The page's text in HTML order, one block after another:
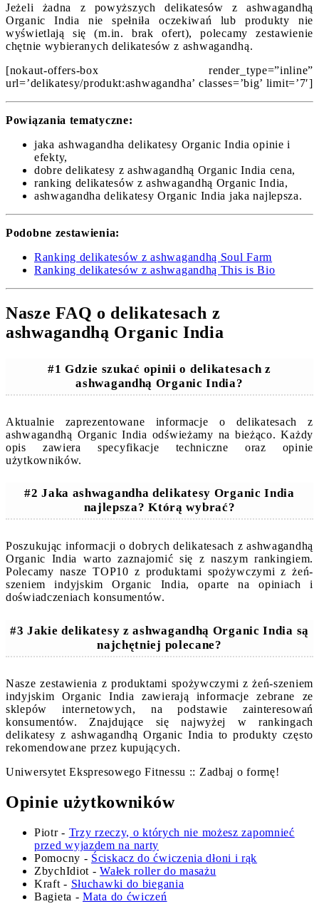
Jeżeli żadna z powyższych delikatesów z ashwagandhą
Organic India nie spełniła oczekiwań lub produkty nie
wyświetlają się (m.in. brak ofert), polecamy zestawienie
chętnie wybieranych delikatesów z ashwagandhą.
[nokaut-offers-box render_type=”inline”
url=’delikatesy/produkt:ashwagandha’ classes=’big’ limit=’7′]
Powiązania tematyczne:
jaka ashwagandha delikatesy Organic India opinie i
efekty,
dobre delikatesy z ashwagandhą Organic India cena,
ranking delikatesów z ashwagandhą Organic India,
ashwagandha delikatesy Organic India jaka najlepsza.
Podobne zestawienia:
Ranking delikatesów z ashwagandhą Soul Farm
Ranking delikatesów z ashwagandhą This is Bio
Nasze FAQ o delikatesach z
ashwagandhą Organic India
#1 Gdzie szukać opinii o delikatesach z
ashwagandhą Organic India?
Aktualnie zaprezentowane informacje o delikatesach z
ashwagandhą Organic India odświeżamy na bieżąco. Każdy
opis zawiera specyfikacje techniczne oraz opinie
użytkowników.
#2 Jaka ashwagandha delikatesy Organic India
najlepsza? Którą wybrać?
Poszukując informacji o dobrych delikatesach z ashwagandhą
Organic India warto zaznajomić się z naszym rankingiem.
Polecamy nasze TOP10 z produktami spożywczymi z żeń-
szeniem indyjskim Organic India, oparte na opiniach i
doświadczeniach konsumentów.
#3 Jakie delikatesy z ashwagandhą Organic India są
najchętniej polecane?
Nasze zestawienia z produktami spożywczymi z żeń-szeniem
indyjskim Organic India zawierają informacje zebrane ze
sklepów internetowych, na podstawie zainteresowań
konsumentów. Znajdujące się najwyżej w rankingach
delikatesy z ashwagandhą Organic India to produkty często
rekomendowane przez kupujących.
Uniwersytet Ekspresowego Fitnessu :: Zadbaj o formę!
Opinie użytkowników
Piotr- Trzy rzeczy, o których nie możesz zapomnieć
przed wyjazdem na narty
Pomocny - Ściskacz do ćwiczenia dłoni i rąk
ZbychIdiot -Wałek roller do masażu
Kraft - Słuchawki do biegania
Bagieta -Mata do ćwiczeń